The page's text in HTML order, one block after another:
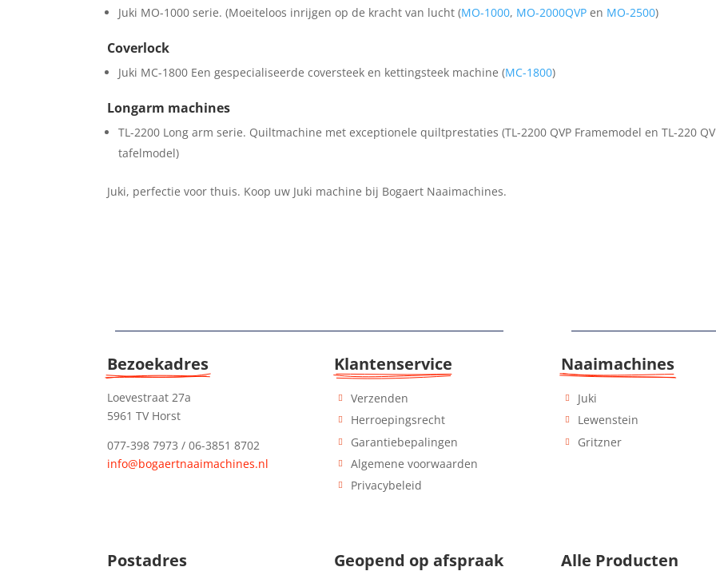
Juki MO-1000 serie. (Moeiteloos inrijgen op de kracht van lucht (MO-1000, MO-2000QVP en MO-2500)
Coverlock
Juki MC-1800 Een gespecialiseerde coversteek en kettingsteek machine (MC-1800)
Longarm machines
TL-2200 Long arm serie. Quiltmachine met exceptionele quiltprestaties (TL-2200 QVP Framemodel en TL-220
tafelmodel)
Juki, perfectie voor thuis. Koop uw Juki machine bij Bogaert Naaimachines.
Bezoekadres
Loevestraat 27a
5961 TV Horst
077-398 7973 / 06-3851 8702
info@bogaertnaaimachines.nl
Klantenservice
Verzenden
Herroepingsrecht
Garantiebepalingen
Algemene voorwaarden
Privacybeleid
Naaimachines
Juki
Lewenstein
Gritzner
Postadres Geopend op afspraak Alle Producten